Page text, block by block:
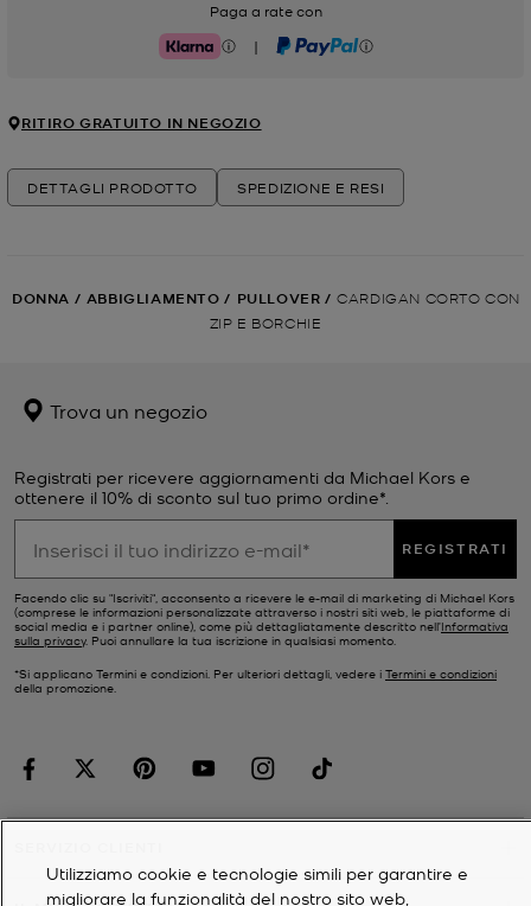
Paga a rate con
Klarna | PayPal
RITIRO GRATUITO IN NEGOZIO
DETTAGLI PRODOTTO SPEDIZIONE E RESI
DONNA / ABBIGLIAMENTO / PULLOVER / CARDIGAN CORTO CON
ZIP E BORCHIE
Trova un negozio
Registrati per ricevere aggiornamenti da Michael Kors e
ottenere il 10% di sconto sul tuo primo ordine*.
REGISTRATI
Facendo clic su "Iscriviti", acconsento a ricevere le e-mail di marketing di Michael Kors
(comprese le informazioni personalizzate attraverso i nostri siti web, le piattaforme di
social media e i partner online), come più dettagliatamente descritto nell’Informativa
sulla privacy. Puoi annullare la tua iscrizione in qualsiasi momento.
*Si applicano Termini e condizioni. Per ulteriori dettagli, vedere i Termini e condizioni
della promozione.
Utilizziamo cookie e tecnologie simili per garantire e
migliorare la funzionalità del nostro sito web,